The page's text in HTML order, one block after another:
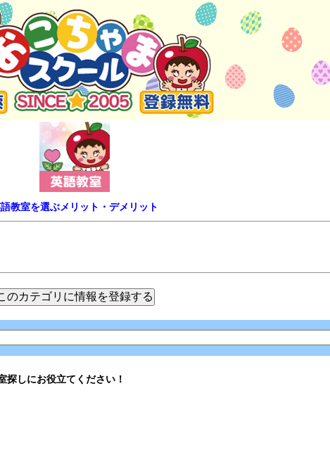
教室を選ぶメリット・デメリット
しにお役立てください！